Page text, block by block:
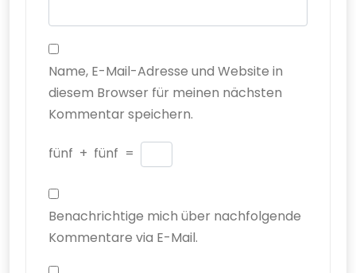
Name, E-Mail-Adresse und Website in
diesem Browser für meinen nächsten
Kommentar speichern.
fünf + fünf =
Benachrichtige mich über nachfolgende
Kommentare via E-Mail.